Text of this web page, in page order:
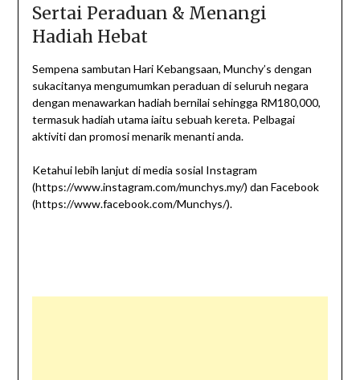
Sertai Peraduan & Menangi
Hadiah Hebat
Sempena sambutan Hari Kebangsaan, Munchy’s dengan
sukacitanya mengumumkan peraduan di seluruh negara
dengan menawarkan hadiah bernilai sehingga RM180,000,
termasuk hadiah utama iaitu sebuah kereta. Pelbagai
aktiviti dan promosi menarik menanti anda.
Ketahui lebih lanjut di media sosial Instagram
(https://www.instagram.com/munchys.my/) dan Facebook
(https://www.facebook.com/Munchys/).